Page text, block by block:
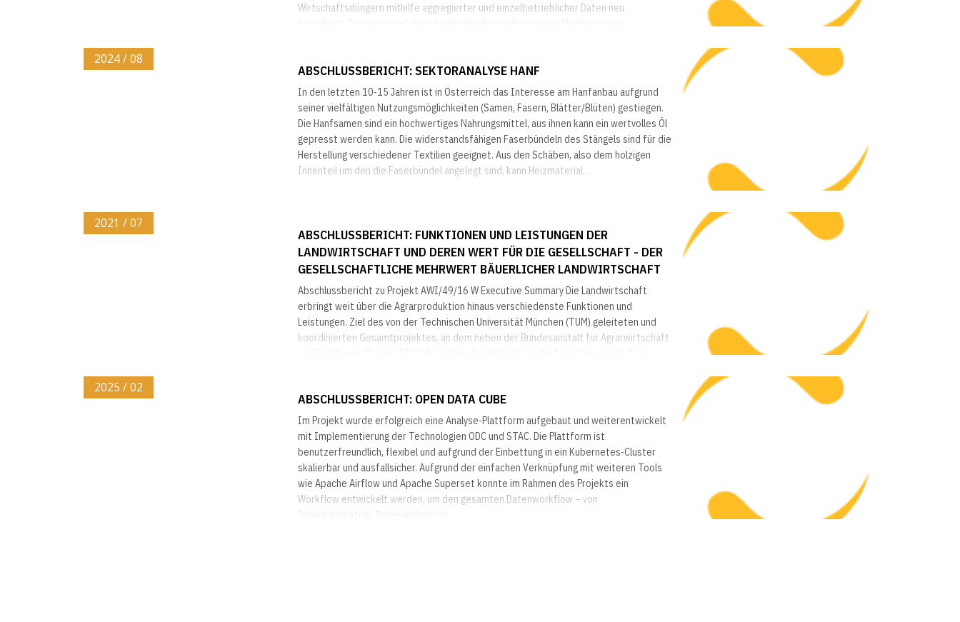
Wirtschaftsdüngern mithilfe aggregierter und einzelbetrieblicher Daten neu
2024 / 08
ABSCHLUSSBERICHT: SEKTORANALYSE HANF
In den letzten 10-15 Jahren ist in Österreich das Interesse am Hanfanbau aufgrund
seiner vielfältigen Nutzungsmöglichkeiten (Samen, Fasern, Blätter/Blüten) gestiegen.
Die Hanfsamen sind ein hochwertiges Nahrungsmittel, aus ihnen kann ein wertvolles Öl
gepresst werden kann. Die widerstandsfähigen Faserbündeln des Stängels sind für die
Herstellung verschiedener Textilien geeignet. Aus den Schäben, also dem holzigen
Innenteil um den die Faserbündel angelegt sind, kann Heizmaterial...
2021 / 07
ABSCHLUSSBERICHT: FUNKTIONEN UND LEISTUNGEN DER
LANDWIRTSCHAFT UND DEREN WERT FÜR DIE GESELLSCHAFT - DER
GESELLSCHAFTLICHE MEHRWERT BÄUERLICHER LANDWIRTSCHAFT
Abschlussbericht zu Projekt AWI/49/16 W Executive Summary Die Landwirtschaft
erbringt weit über die Agrarproduktion hinaus verschiedenste Funktionen und
Leistungen. Ziel des von der Technischen Universität München (TUM) geleiteten und
koordinierten Gesamtprojektes, an dem neben der Bundesanstalt für Agrarwirtschaft
2025 / 02
ABSCHLUSSBERICHT: OPEN DATA CUBE
Im Projekt wurde erfolgreich eine Analyse-Plattform aufgebaut und weiterentwickelt
mit Implementierung der Technologien ODC und STAC. Die Plattform ist
benutzerfreundlich, flexibel und aufgrund der Einbettung in ein Kubernetes-Cluster
skalierbar und ausfallsicher. Aufgrund der einfachen Verknüpfung mit weiteren Tools
wie Apache Airflow und Apache Superset konnte im Rahmen des Projekts ein
Workflow entwickelt werden, um den gesamten Datenworkflow – von
Datenintegration, Datenanalyse bis...